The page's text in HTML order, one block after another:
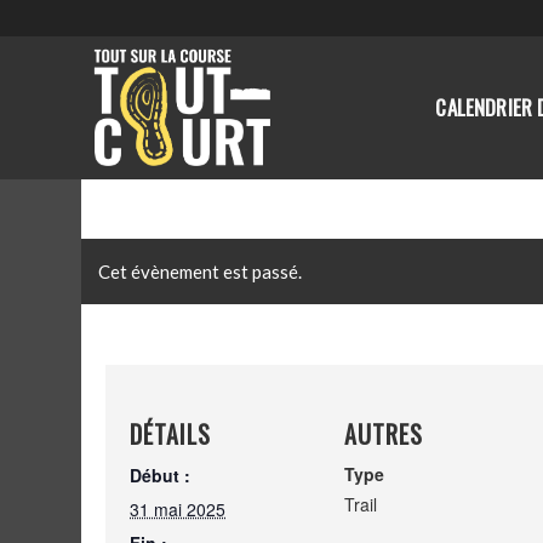
CALENDRIER
Cet évènement est passé.
DÉTAILS
Début :
31 mai 2025
AUTRES
Type
Trail